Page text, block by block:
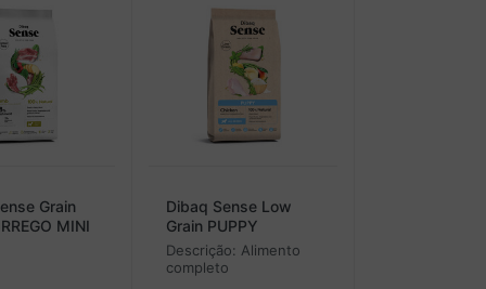
Grain
MINI
Dibaq Sense Low
Grain PUPPY
(FRANGO)
Descrição: Alimento
completo